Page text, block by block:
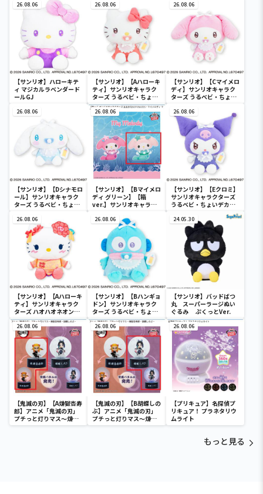
26.08.06
【サンリオ】ハローキテ
ィ マジカルラベンダード
ールGJ
26.08.06
【サンリオ】【Aハローキ
ティ】サンリオキャラク
ターズ うるベビ・ちょい
デカドール
26.08.06
【サンリオ】【Cマイメロ
ディ】サンリオキャラク
ターズ うるベビ・ちょい
26.08.06
【サンリオ】【Dシナモロ
ール】サンリオキャラク
ターズ うるベビ・ちょい
26.08.06
【サンリオ】【Bマイメロ
ディ グリーン】【箱
ver.】サンリオキャラク
SOFVIMATES～マイメロ
ディ マーメイドver. ～
26.08.06
【サンリオ】【Eクロミ】
サンリオキャラクターズ
うるベビ・ちょいデカド
26.08.06
【サンリオ】【Aハローキ
ティ】サンリオキャラク
ターズ ハオハオネオンタ
ウンドールBIGタイプ1
26.08.06
【サンリオ】【Bハンギョ
ドン】サンリオキャラク
ターズ うるベビ・ちょい
デカドール
24.05.30
【サンリオ】バッドばつ
丸 スーパーラージぬい
ぐるみ ぷくっとVer.
26.08.06
【鬼滅の刃】【A煉獄杏寿
郎】アニメ「鬼滅の刃」
プチっと灯りマス～煉獄
杏寿郎・胡蝶しのぶ～
26.08.06
【鬼滅の刃】【B胡蝶しの
ぶ】アニメ「鬼滅の刃」
プチっと灯りマス～煉獄
杏寿郎・胡蝶しのぶ～
26.08.06
【プリキュア】名探偵プ
リキュア！ プラネタリウ
ムライト
もっと見る